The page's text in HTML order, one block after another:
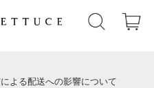
よる配送への影響について